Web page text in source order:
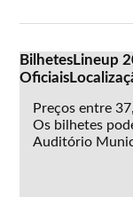
BilhetesLineup
Oficiais
Preços entre
Os bilhetes
Auditório